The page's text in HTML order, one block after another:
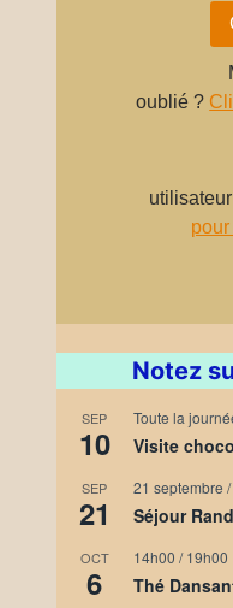
oublié ?
Notez
SEP
10
Toute la
Visite
SEP
21
21 septembre /
Séjour
OCT
6
14h00 /19h00
Thé